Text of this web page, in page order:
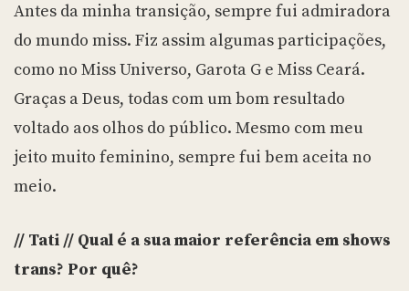
Antes da minha transição, sempre fui admiradora
do mundo miss. Fiz assim algumas participações,
como no Miss Universo, Garota G e Miss Ceará.
Graças a Deus, todas com um bom resultado
voltado aos olhos do público. Mesmo com meu
jeito muito feminino, sempre fui bem aceita no
meio.
// Tati // Qual é a sua maior referência em shows
trans? Por quê?